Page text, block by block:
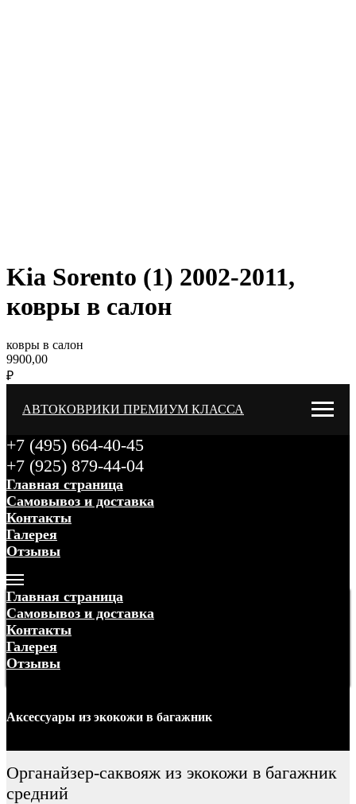
Kia Sorento (1) 2002-2011,
ковры в салон
ковры в салон
9900,00
₽
АВТОКОВРИКИ ПРЕМИУМ КЛАССА
+7 (495) 664-40-45
+7 (925) 879-44-04
Главная страница
Самовывоз и доставка
Контакты
Галерея
Отзывы
Главная страница
Самовывоз и доставка
Контакты
Галерея
Отзывы
Аксессуары из экокожи в багажник
Органайзер-саквояж из экокожи в багажник
средний